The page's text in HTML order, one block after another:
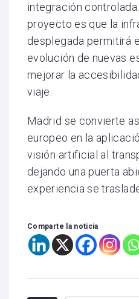
integración
proyecto es que la
desplegada permitirá
evolución de nuevas
mejorar la
viaje.
Madrid se convierte
europeo en la
visión artificial al
dejando una puerta
experiencia se
Comparte la noticia